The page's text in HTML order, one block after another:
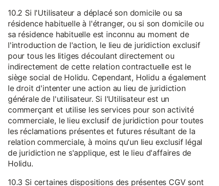
10.2 Si l'Utilisateur a déplacé son domicile ou sa
résidence habituelle à l'étranger, ou si son domicile ou
sa résidence habituelle est inconnu au moment de
l'introduction de l'action, le lieu de juridiction exclusif
pour tous les litiges découlant directement ou
indirectement de cette relation contractuelle est le
siège social de Holidu. Cependant, Holidu a également
le droit d'intenter une action au lieu de juridiction
générale de l'utilisateur. Si l'Utilisateur est un
commerçant et utilise les services pour son activité
commerciale, le lieu exclusif de juridiction pour toutes
les réclamations présentes et futures résultant de la
relation commerciale, à moins qu'un lieu exclusif légal
de juridiction ne s'applique, est le lieu d'affaires de
Holidu.
10.3 Si certaines dispositions des présentes CGV sont